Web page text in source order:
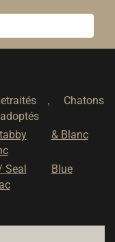
,
Chatons
& Blanc
Seal
Blue